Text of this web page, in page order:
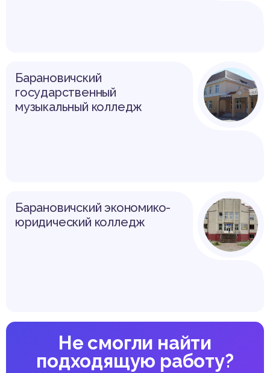
Барановичский
государственный
музыкальный колледж
Барановичский экономико-
юридический колледж
Не смогли найти
подходящую работу?